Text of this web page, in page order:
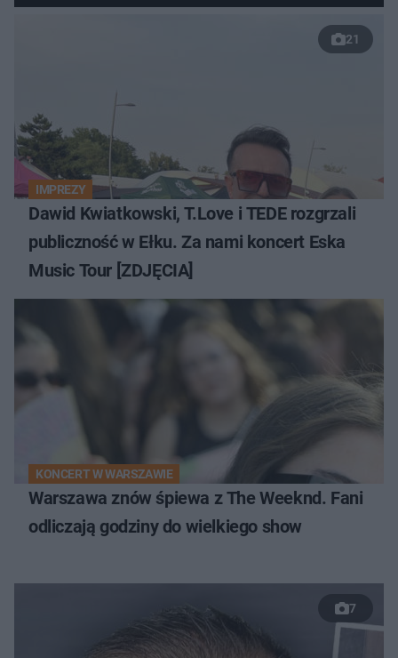
21
IMPREZY
Dawid Kwiatkowski, T.Love i TEDE rozgrzali
publiczność w Ełku. Za nami koncert Eska
Music Tour [ZDJĘCIA]
KONCERT W WARSZAWIE
Warszawa znów śpiewa z The Weeknd. Fani
odliczają godziny do wielkiego show
7